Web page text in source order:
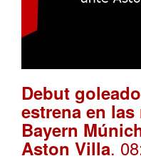
Debut
estrena en
Bayern
Aston Villa.